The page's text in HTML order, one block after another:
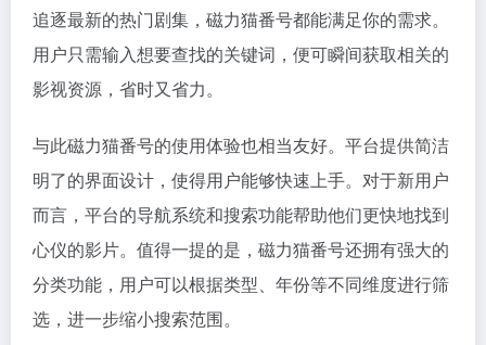
追逐最新的热门剧集， 磁力猫番号都能满足你的需求。
用户只需输入想要查找的关键词，便可瞬间获取相关的
影视资源，省时又省力。
与此磁力猫番号的使用体验也相当友好。平台提供简洁
明了的界面设计，使得用户能够快速上手。对于新用户
而言，平台的导航系统和搜索功能帮助他们更快地找到
心仪的影片。值得一提的是，磁力猫番号还拥有强大的
分类功能，用户可以根据类型、年份等不同维度进行筛
选，进一步缩小搜索范围。